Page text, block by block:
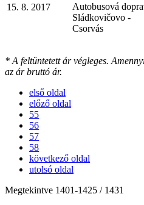
15. 8. 2017
Autobusová
Sládkovičovo -
Csorvás
* A feltüntetett ár végleges.
az ár bruttó ár.
első oldal
előző oldal
55
56
57
58
következő oldal
utolsó oldal
Megtekintve 1401-1425 / 1431